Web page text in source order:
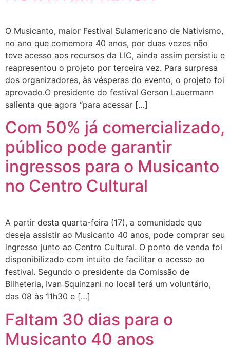
O Musicanto, maior Festival Sulamericano de Nativismo,
no ano que comemora 40 anos, por duas vezes não
teve acesso aos recursos da LIC, ainda assim persistiu e
reapresentou o projeto por terceira vez. Para surpresa
dos organizadores, às vésperas do evento, o projeto foi
aprovado.O presidente do festival Gerson Lauermann
salienta que agora “para acessar […]
Com 50% já comercializado,
público pode garantir
ingressos para o Musicanto
no Centro Cultural
A partir desta quarta-feira (17), a comunidade que
deseja assistir ao Musicanto 40 anos, pode comprar seu
ingresso junto ao Centro Cultural. O ponto de venda foi
disponibilizado com intuito de facilitar o acesso ao
festival. Segundo o presidente da Comissão de
Bilheteria, Ivan Squinzani no local terá um voluntário,
das 08 às 11h30 e […]
Faltam 30 dias para o
Musicanto 40 anos